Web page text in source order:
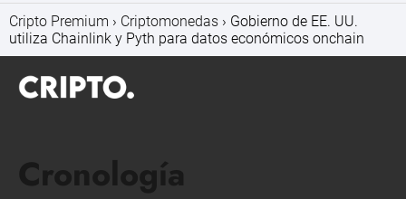
Cripto Premium Criptomonedas
Gobierno de EE. UU.
utiliza Chainlink y Pyth para datos económicos onchain
Cronología